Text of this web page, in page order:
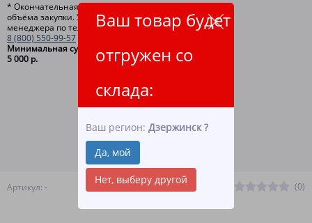
Ваш товар будет
отгружен со
склада:
Ваш регион:Дзержинск ?
Да, мой
Нет, выберу другой
Артикул: - (0)
* Окончательная цена зависит от
объёма закупки. Уточняйте у
менеджера по телефону
8 (800) 550-99-57
Минимальная сумма заказа
5 000 р.
ЗАКАЗАТЬ ТОВАР
ВСЕ СПОСОБЫ ОПЛАТЫ
ПОДРОБНЕЕ О ДОСТАВКЕ